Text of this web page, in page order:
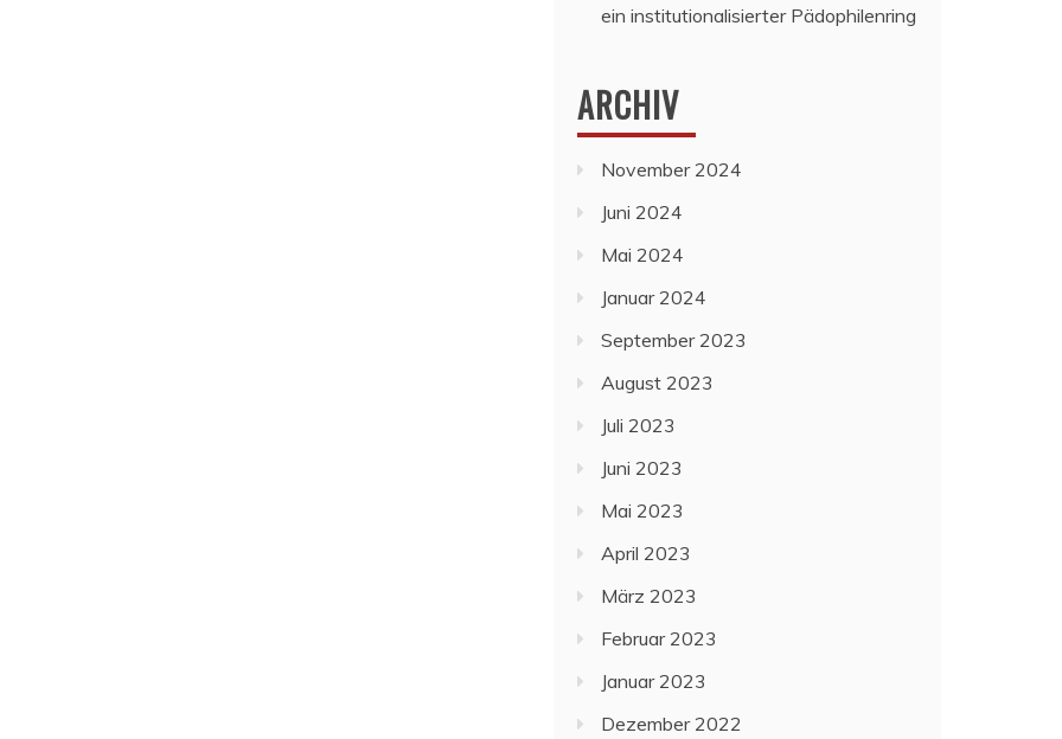
ein institutionalisierter Pädophilenring
ARCHIV
November 2024
Juni 2024
Mai 2024
Januar 2024
September 2023
August 2023
Juli 2023
Juni 2023
Mai 2023
April 2023
März 2023
Februar 2023
Januar 2023
Dezember 2022